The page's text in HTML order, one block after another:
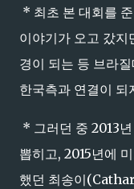
* 최초 본 대회를
이야기가 오고 갔지
경이 되는 등 브라
한국측과 연결이 되
* 그러던 중 2013
뽑히고, 2015년에
했던 최송이